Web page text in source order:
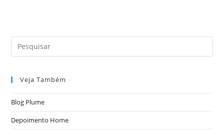
Veja Também
Blog Plume
Depoimento Home